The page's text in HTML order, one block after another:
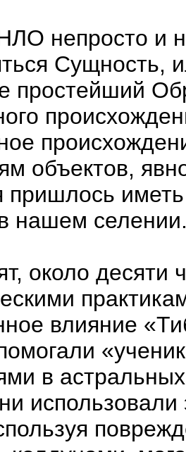
непросто и
Сущность,
простейший
объектов,
пришлось
нашем
около десяти
влияние
в
использовали